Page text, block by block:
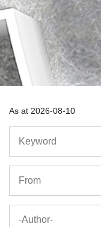
As at 2026-08-10
-Author-